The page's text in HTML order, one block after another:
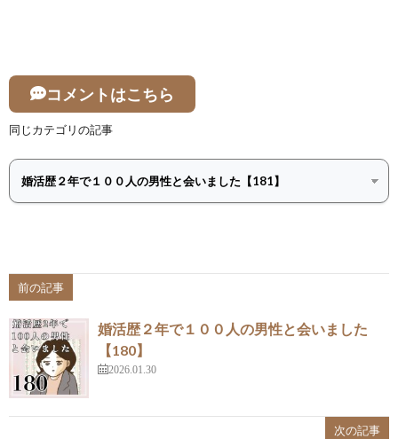
コメントはこちら
同じカテゴリの記事
前の記事
婚活歴２年で１００人の男性と会いました
【180】
2026.01.30
次の記事